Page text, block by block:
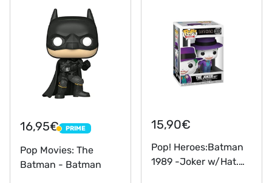
16,95€ PRIME
PRIME
Pop Movies: The
Batman - Batman
15,90€
Pop! Heroes:Batman
1989 -Joker w/Hat.